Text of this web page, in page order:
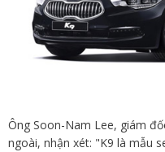
Ông Soon-Nam Lee, giám
ngoài, nhận xét: "K9 là mẫu